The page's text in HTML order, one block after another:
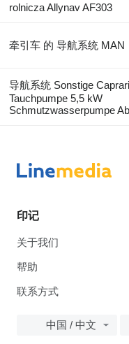
rolnicza Allynav AF303
牵引车 的 导航系统 MAN
导航系统 Sonstige Caprari
Tauchpumpe 5,5 kW
Schmutzwasserpumpe
印记
关于我们
帮助
联系方式
中国 / 中文